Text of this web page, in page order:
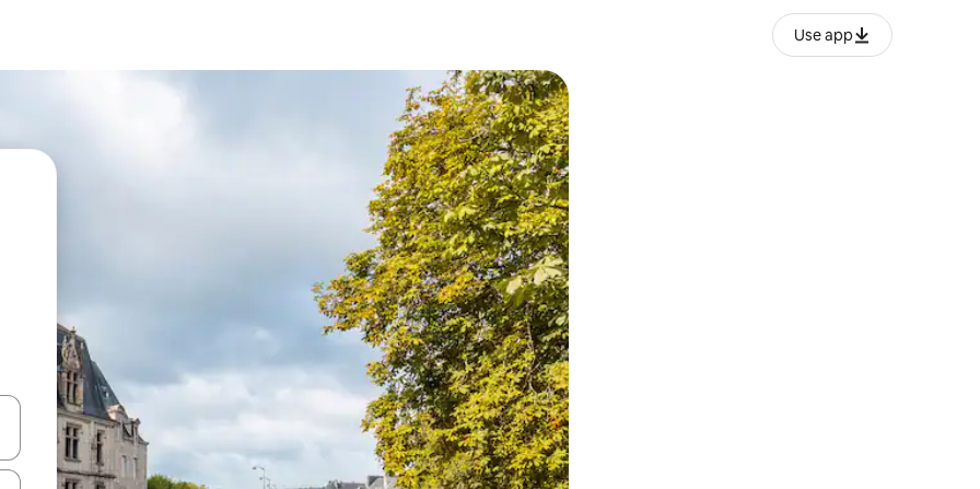
Use app
usando las teclas de las flechas hacia arriba y hacia abajo, o bien tocando y deslizando la pantalla.